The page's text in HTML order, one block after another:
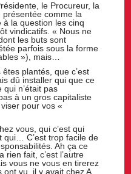
le Procureur, la
présentée comme la
la question les cinq
vindicatifs. « Nous ne
les buts sont
parfois sous la forme
»), mais…
plantés, que c’est
dû installer qui que ce
n’était pas
à un gros capitaliste
pour vos «
vous, qui c’est qui
qui… C’est trop facile de
Ah ça ce
rien fait, c’est l’autre
vous ne vous en tirerez
vu, il y avait chez A